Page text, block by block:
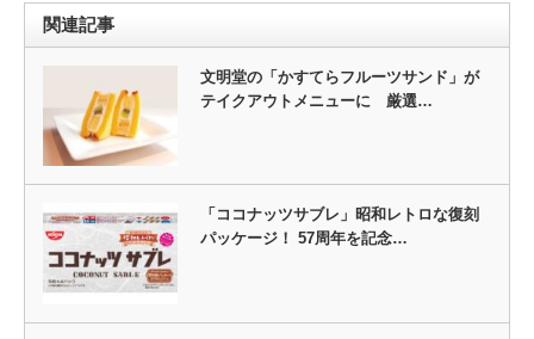
関連記事
文明堂の「かすてらフルーツサンド」が
テイクアウトメニューに 厳選…
「ココナッツサブレ」昭和レトロな復刻
パッケージ！ 57周年を記念…